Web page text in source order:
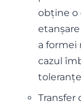
obține o
a formei
cazul
Transfer